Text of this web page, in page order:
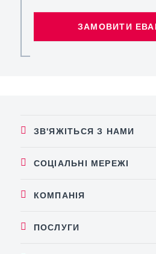
ЗАМОВИТИ
ЗВ'ЯЖІТЬСЯ З НАМИ
СОЦІАЛЬНІ МЕРЕЖІ
КОМПАНІЯ
ПОСЛУГИ